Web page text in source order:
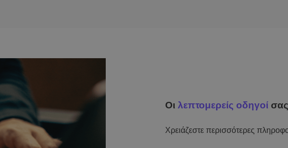
Οιλεπτομερείς οδηγοί
Χρειάζεστε περισσότερες